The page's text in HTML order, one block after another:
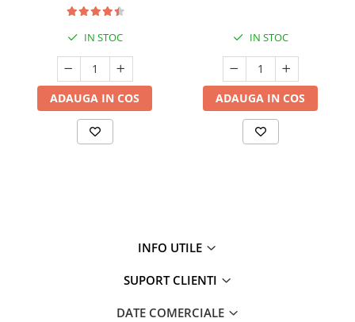
IN STOC
ADAUGA IN COS
IN STOC
ADAUGA IN COS
INFO UTILE
SUPORT CLIENTI
DATE COMERCIALE